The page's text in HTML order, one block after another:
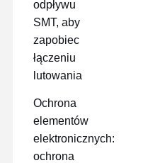
odpływu
SMT, aby
zapobiec
łączeniu
lutowania
Ochrona
elementów
elektronicznych:
ochrona